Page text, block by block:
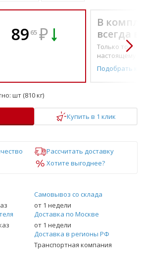
89 65 ₽
В
всегда
Только то, что
настоящему
Подобрать
шт (810 кг)
Купить в 1 клик
Рассчитать доставку
Хотите выгоднее?
Самовывоз со склада
от 1 недели
Доставка по Москве
от 1 недели
Доставка в регионы РФ
Транспортная компания